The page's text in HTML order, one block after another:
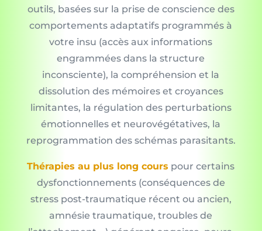
outils, basées sur la prise de conscience des
comportements adaptatifs programmés à
votre insu (accès aux informations
engrammées dans la structure
inconsciente), la compréhension et la
dissolution des mémoires et croyances
limitantes, la régulation des perturbations
émotionnelles et neurovégétatives, la
reprogrammation des schémas parasitants.
Thérapies au plus long cours pour certains
dysfonctionnements (conséquences de
stress post-traumatique récent ou ancien,
amnésie traumatique, troubles de